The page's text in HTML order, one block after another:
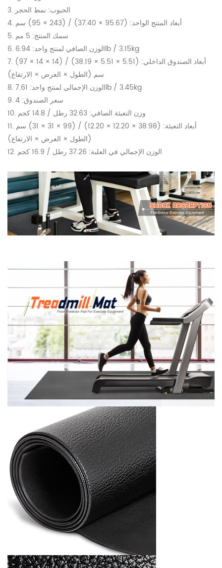
3. الحبوب: نمط الحجر
4. أبعاد المنتج الواحد: (95.67 × 37.40) / (243 × 95) سم
5. سمك المنتج: 5 مم
6. الوزن الصافي لمنتج واحد: 6.94lb / 3.15kg
7. أبعاد الصندوق الداخلي: (5.51 × 5.51 × 38.19) / (14 × 14 × 97)
سم (الطول × العرض × الارتفاع)
8. الوزن الإجمالي لمنتج واحد: 7.61lb / 3.45kg
9. سعر الصندوق: 4
10. وزن التعبئة الصافي: 32.63 رطل / 14.8 كجم
11. أبعاد التعبئة: (38.98 × 12.20 × 12.20) / (99 × 31 × 31) سم
(الطول × العرض × الارتفاع)
12. الوزن الإجمالي في العلبة: 37.26 رطل / 16.9 كجم